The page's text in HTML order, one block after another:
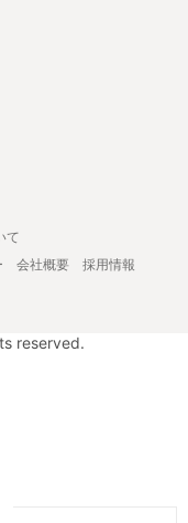
て
会社概要
採用情報
reserved.